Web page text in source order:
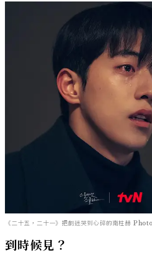
《二十五，二十一》把劇迷哭到心碎的南柱赫
到時候見？